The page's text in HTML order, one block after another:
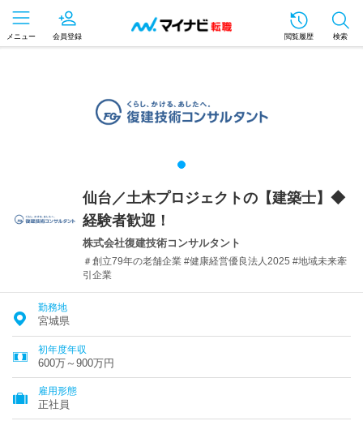
メニュー 会員登録 閲覧履歴 検索
仙台／土木プロジェクトの【建築士】◆
経験者歓迎！
株式会社復建技術コンサルタント
＃創立79年の老舗企業 #健康経営優良法人2025 #地域未来牽
引企業
勤務地
宮城県
初年度年収
600万～900万円
雇用形態
正社員